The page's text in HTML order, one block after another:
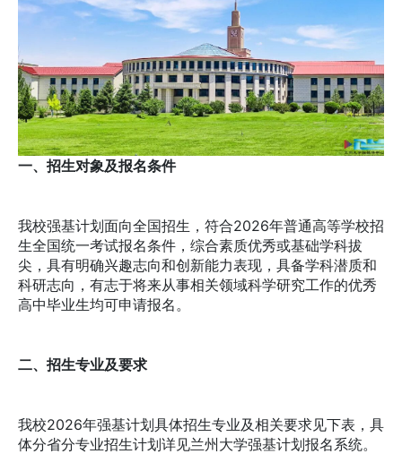
一、招生对象及报名条件
我校强基计划面向全国招生，符合2026年普通高等学校招
生全国统一考试报名条件，综合素质优秀或基础学科拔
尖，具有明确兴趣志向和创新能力表现，具备学科潜质和
科研志向，有志于将来从事相关领域科学研究工作的优秀
高中毕业生均可申请报名。
二、招生专业及要求
我校2026年强基计划具体招生专业及相关要求见下表，具
体分省分专业招生计划详见兰州大学强基计划报名系统。